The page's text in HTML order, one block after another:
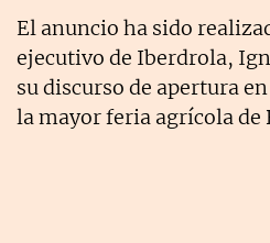
El anuncio ha sido
ejecutivo de Iberdrola,
su discurso de apertura
la mayor feria agrícola de